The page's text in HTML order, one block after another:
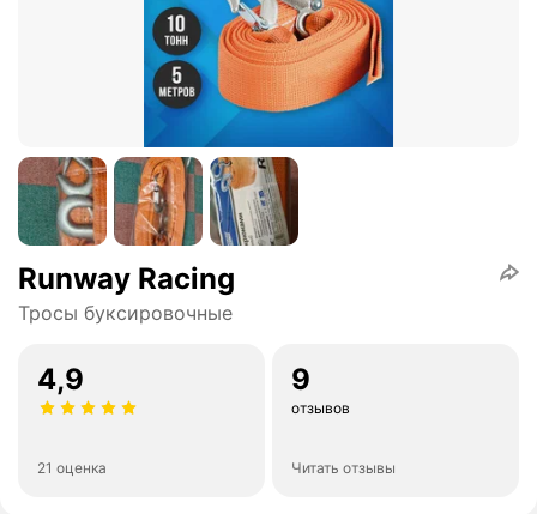
Runway Racing
Тросы буксировочные
4,9
21 оценка
9
отзывов
Читать отзывы